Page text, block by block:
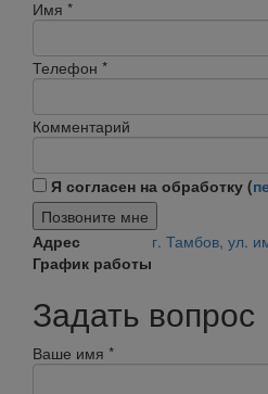
Имя *
Телефон *
Комментарий
Я согласен на обработку (
Позвоните мне
Адрес
г. Тамбов, ул.
График работы
Задать вопрос
Ваше имя *